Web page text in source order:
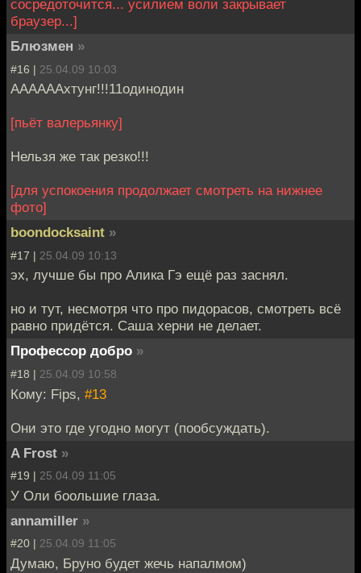
сосредоточится... усилием воли закрывает
браузер...]
Блюзмен »
#16 | 25.04.09 10:03
ААААААхтунг!!!11одинодин
[пьёт валерьянку]
Нельзя же так резко!!!
[для успокоения продолжает смотреть на нижнее
фото]
boondocksaint »
#17 | 25.04.09 10:13
эх, лучше бы про Алика Гэ ещё раз заснял.
но и тут, несмотря что про пидорасов, смотреть всё
равно придётся. Саша херни не делает.
Профессор добро »
#18 | 25.04.09 10:58
Кому: Fips, #13
Они это где угодно могут (пообсуждать).
A Frost »
#19 | 25.04.09 11:05
У Оли боольшие глаза.
annamiller »
#20 | 25.04.09 11:05
Думаю, Бруно будет жечь напалмом)